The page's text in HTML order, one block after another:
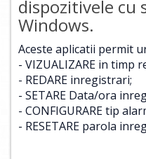
dispozitivele cu
Windows.
Aceste aplicatii permit
- VIZUALIZARE in timp
- REDARE inregistrari;
- SETARE Data/ora
- CONFIGURARE tip
- RESETARE parola